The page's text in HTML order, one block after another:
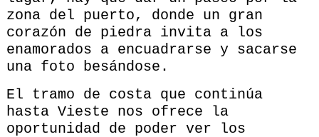
zona del puerto, donde un gran
corazón de piedra invita a los
enamorados a encuadrarse y sacarse
una foto besándose.
El tramo de costa que continúa
hasta Vieste nos ofrece la
oportunidad de poder ver los